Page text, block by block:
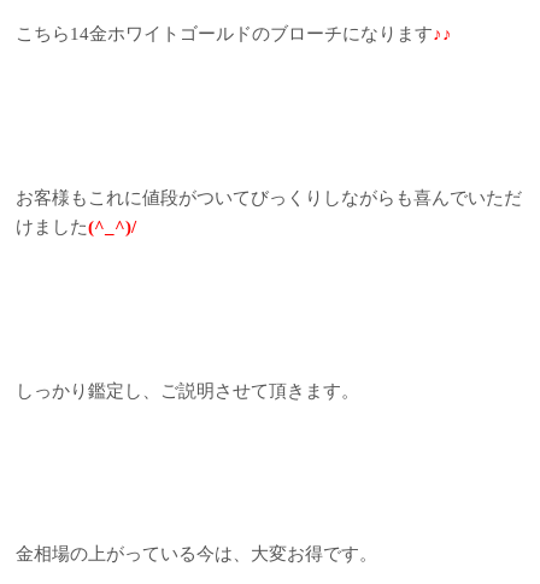
こちら14金ホワイトゴールドのブローチになります♪♪
お客様もこれに値段がついてびっくりしながらも喜んでいただ
けました(^_^)/
しっかり鑑定し、ご説明させて頂きます。
金相場の上がっている今は、大変お得です。